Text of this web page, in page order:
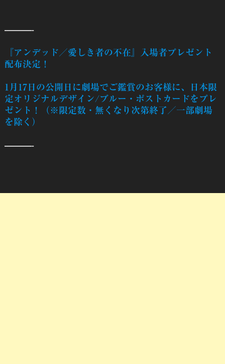
———-
『アンデッド／愛しき者の不在』入場者プレゼント
配布決定！
1月17日の公開日に劇場でご鑑賞のお客様に、日本限
定オリジナルデザイン/ブルー・ポストカードをプレ
ゼント！（※限定数・無くなり次第終了／一部劇場
を除く）
———-